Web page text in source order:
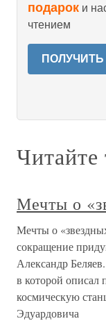
подарок и
чтением
Читайте
Мечты о
Мечты о
сокращение
Александр
в которой описал
космическую
Эдуардовича